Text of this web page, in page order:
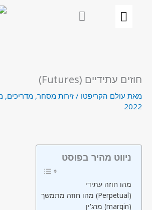
חוזים עתידיים (Futures)
מאת עולם הקריפטו / זירות מסחר, מדריכים,
2022
ניווט מהיר בפוסט
מהו חוזה עתידי
מהו חוזה מתמשך (Perpetual)
מרג'ין (margin)